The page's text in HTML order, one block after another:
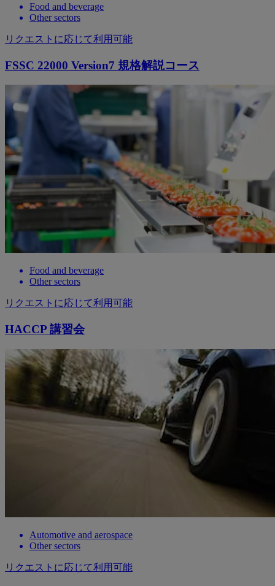
Food and beverage
Other sectors
リクエストに応じて利用可能
FSSC 22000 Version7 規格解説コース
Food and beverage
Other sectors
リクエストに応じて利用可能
HACCP 講習会
Automotive and aerospace
Other sectors
リクエストに応じて利用可能